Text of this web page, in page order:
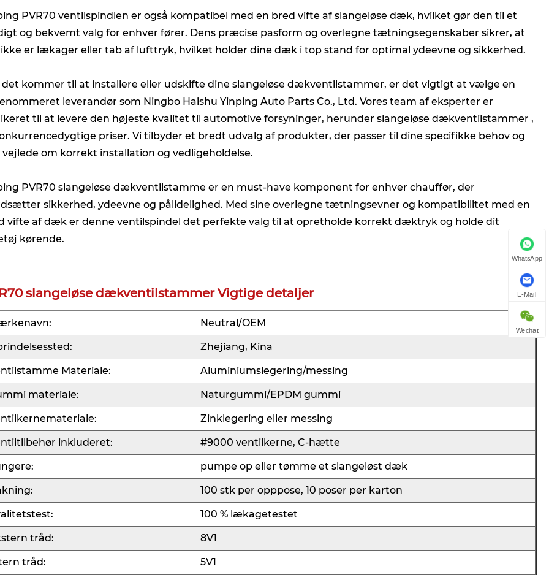
PVR70 ventilspindlen er også kompatibel med en bred vifte af slangeløse dæk, hvilket gør den til et
og bekvemt valg for enhver fører. Dens præcise pasform og overlegne tætningsegenskaber sikrer, at
er lækager eller tab af lufttryk, hvilket holder dine dæk i top stand for optimal ydeevne og sikkerhed.
det kommer til at installere eller udskifte dine slangeløse dækventilstammer, er det vigtigt at vælge en
leverandør som Ningbo Haishu Yinping Auto Parts Co., Ltd. Vores team af eksperter er
til at levere den højeste kvalitet til automotive forsyninger, herunder slangeløse dækventilstammer ,
priser. Vi tilbyder et bredt udvalg af produkter, der passer til dine specifikke behov og
vejlede om korrekt installation og vedligeholdelse.
PVR70 slangeløse dækventilstamme er en must-have komponent for enhver chauffør, der
sikkerhed, ydeevne og pålidelighed. Med sine overlegne tætningsevner og kompatibilitet med en
vifte af dæk er denne ventilspindel det perfekte valg til at opretholde korrekt dæktryk og holde dit
kørende.
slangeløse dækventilstammer Vigtige detaljer
Neutral/OEM
Zhejiang, Kina
Materiale: Aluminiumslegering/messing
materiale: Naturgummi/EPDM gummi
Zinklegering eller messing
inkluderet: #9000 ventilkerne, C-hætte
pumpe op eller tømme et slangeløst dæk
100 stk per opppose, 10 poser per karton
100 % lækagetestet
tråd: 8V1
tråd: 5V1
WhatsApp
E-Mail
Wechat